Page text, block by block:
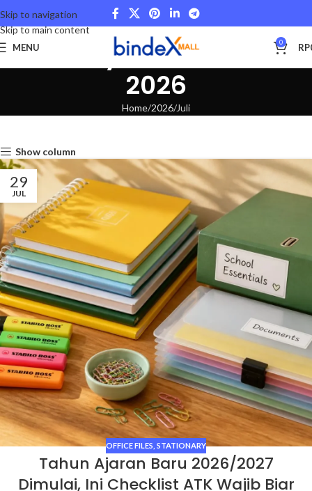
Skip to navigation
Skip to main content
MENU 0 RP
Monthly Archives: Juli
2026
Home 2026 Juli
Show column
29
JUL
OFFICE FILES STATIONARY
Tahun Ajaran Baru 2026/2027
Dimulai, Ini Checklist ATK Wajib Biar